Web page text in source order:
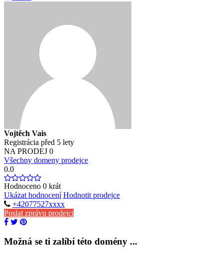
Vojtěch Vais
Registrácia před 5 lety
NA PRODEJ 0
Všechny domeny prodejce
0.0
Hodnoceno 0 krát
Ukázat hodnocení Hodnotit prodejce
+42077527xxxx
Poslat zprávu prodejci
Možná se ti zalíbí této domény ...